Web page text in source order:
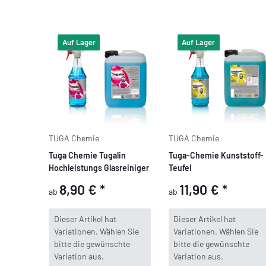
Auf Lager
TUGA Chemie
Tuga Chemie Tugalin
Hochleistungs Glasreiniger
ab 8,90 €*
x
Dieser Artikel hat
Variationen. Wählen Sie
bitte die gewünschte
Variation aus.
Auf Lager
TUGA Chemie
Tuga-Chemie Kunststoff-
Teufel
ab 11,90 € *
x
Dieser Artikel hat
Variationen. Wählen Sie
bitte die gewünschte
Variation aus.